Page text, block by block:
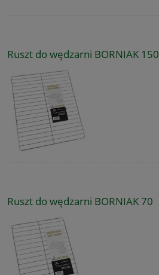
Ruszt do wędzarni BORNIAK 150
Ruszt do wędzarni BORNIAK 70